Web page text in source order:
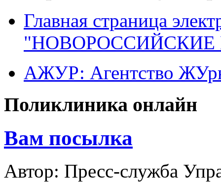
Главная страница
"НОВОРОССИЙСКИЕ
АЖУР: Агентство
Поликлиника онлайн
Вам посылка
Автор: Пресс-служба